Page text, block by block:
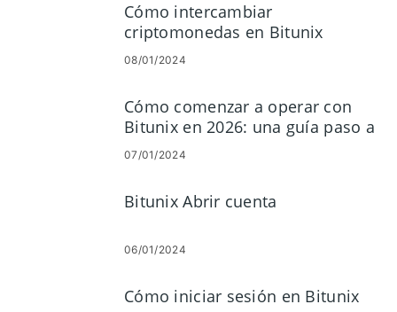
Cómo intercambiar
criptomonedas en Bitunix
08/01/2024
Cómo comenzar a operar con
Bitunix en 2026: una guía paso a
paso para principiantes
07/01/2024
Bitunix Abrir cuenta
06/01/2024
Cómo iniciar sesión en Bitunix